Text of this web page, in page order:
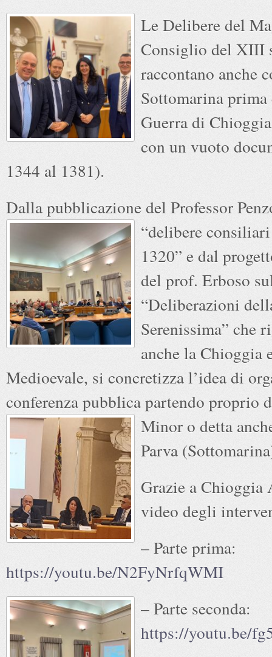
Le Delibere del
Consiglio del XIII
raccontano anche
Sottomarina prima
Guerra di
con un vuoto
1344 al 1381).
Dalla pubblicazione del Professor
“delibere
1320” e dal
del prof. Erboso
“Deliberazioni
Serenissima” che
anche la Chioggia
Medioevale, si concretizza l’idea di
conferenza pubblica partendo proprio
Minor o detta
Parva
Grazie a Chioggia
video degli
– Parte prima:
https://youtu.be/N2FyNrfqWMI
– Parte seconda:
https://youtu.be/